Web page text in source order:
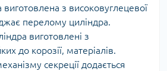
з високовуглецевої
перелому циліндра.
виготовлені з
до корозії, матеріалів.
секреції додається